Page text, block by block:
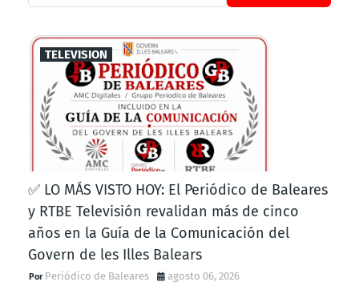
TELEVISION
✅ LO MÁS VISTO HOY: El Periódico de Baleares
y RTBE Televisión revalidan más de cinco
años en la Guía de la Comunicación del
Govern de les Illes Balears
Periódico de Baleares agosto 06, 2026